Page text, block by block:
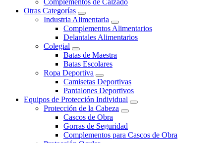
Complementos de Calzado
Otras Categorías
Industria Alimentaria
Complementos Alimentarios
Delantales Alimentarios
Colegial
Batas de Maestra
Batas Escolares
Ropa Deportiva
Camisetas Deportivas
Pantalones Deportivos
Equipos de Protección Individual
Protección de la Cabeza
Cascos de Obra
Gorras de Seguridad
Complementos para Cascos de Obra